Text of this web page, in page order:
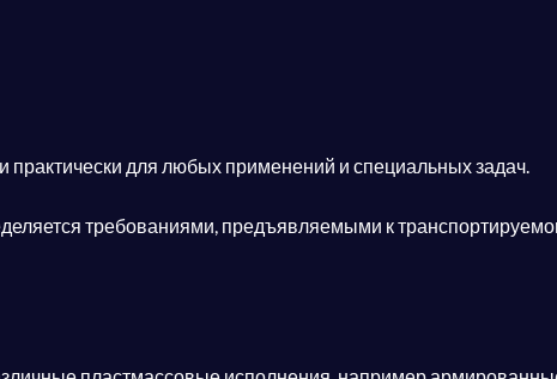
для любых применений и специальных задач.
требованиями, предъявляемыми к